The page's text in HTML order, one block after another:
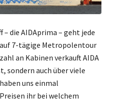
– die AIDAprima – geht jede
7-tägige Metropolentour
an Kabinen verkauft AIDA
sondern auch über viele
uns einmal
ihr bei welchem